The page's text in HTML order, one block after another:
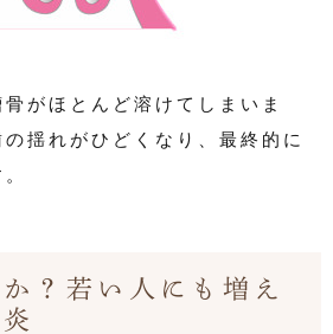
がほとんど溶けてしまいま
揺れがひどくなり、最終的に
？若い人にも増え